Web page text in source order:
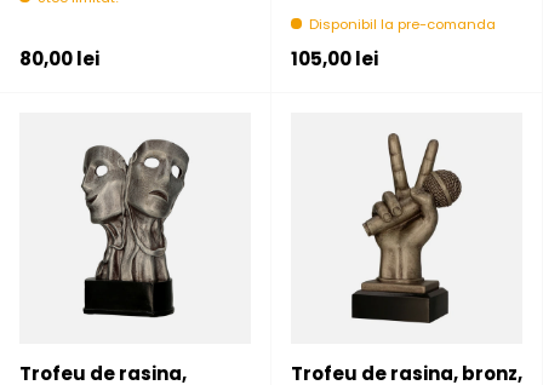
Pret initial
80,00 lei
Disponibil la pre-comanda
Pret initial
105,00 lei
Trofeu de rasina,
Trofeu de rasina, bronz,